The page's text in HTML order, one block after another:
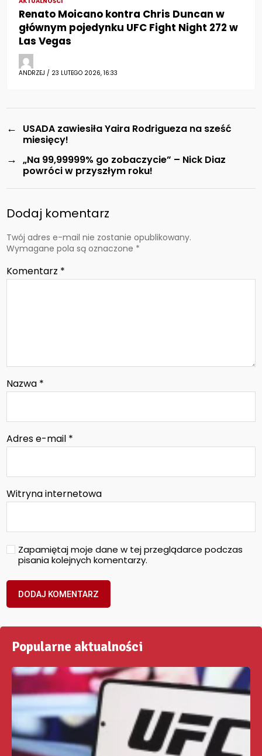
Renato Moicano kontra Chris Duncan w
głównym pojedynku UFC Fight Night 272 w
Las Vegas
ANDRZEJ / 23 LUTEGO 2026, 16:33
←
USADA zawiesiła Yaira Rodrigueza na sześć
miesięcy!
→ „Na 99,99999% go zobaczycie” – Nick Diaz
powróci w przyszłym roku!
Dodaj komentarz
Twój adres e-mail nie zostanie opublikowany.
Wymagane pola są oznaczone *
Komentarz *
Nazwa *
Adres e-mail *
Witryna internetowa
Zapamiętaj moje dane w tej przeglądarce podczas
pisania kolejnych komentarzy.
Popularne aktualności